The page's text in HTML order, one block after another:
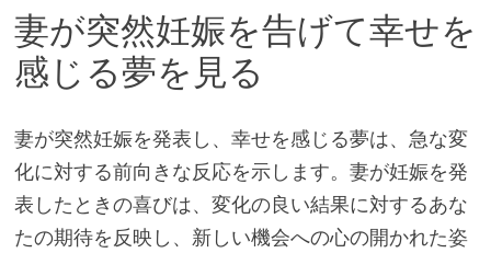
妻が突然妊娠を告げて幸せを
感じる夢を見る
妻が突然妊娠を発表し、幸せを感じる夢は、急な変
化に対する前向きな反応を示します。妻が妊娠を発
表したときの喜びは、変化の良い結果に対するあな
たの期待を反映し、新しい機会への心の開かれた姿